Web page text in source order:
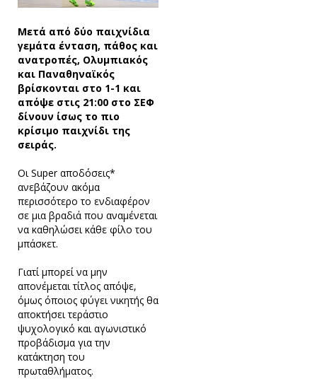
Μετά από δύο παιχνίδια
γεμάτα ένταση, πάθος και
ανατροπές, Ολυμπιακός
και Παναθηναϊκός
βρίσκονται στο 1-1 και
απόψε στις 21:00 στο ΣΕΦ
δίνουν ίσως το πιο
κρίσιμο παιχνίδι της
σειράς.
Οι Super αποδόσεις*
ανεβάζουν ακόμα
περισσότερο το ενδιαφέρον
σε μια βραδιά που αναμένεται
να καθηλώσει κάθε φίλο του
μπάσκετ.
Γιατί μπορεί να μην
απονέμεται τίτλος απόψε,
όμως όποιος φύγει νικητής θα
αποκτήσει τεράστιο
ψυχολογικό και αγωνιστικό
προβάδισμα για την
κατάκτηση του
πρωταθλήματος.